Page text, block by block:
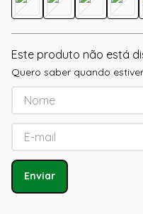
Este produto não está
Quero saber quando
Enviar